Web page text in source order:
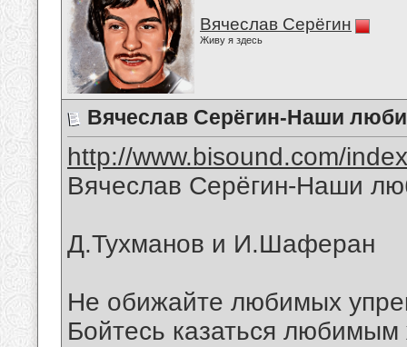
Вячеслав Серёгин
Живу я здесь
Вячеслав Серёгин-Наши
http://www.bisound.com/
Вячеслав Серёгин-Наши
Д.Тухманов и И.Шаферан
Не обижайте любимых
Бойтесь казаться любимым